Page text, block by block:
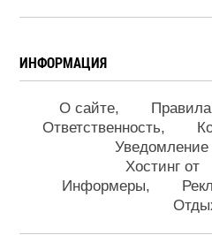
ИНФОРМАЦИЯ
О сайте Правила
Ответственность
Уведомление
Хостинг от
Информеры